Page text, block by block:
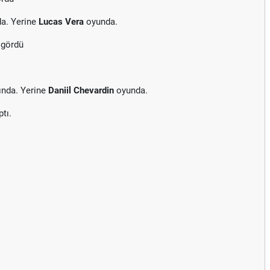
Yerine Lucas Vera oyunda.
Yerine Daniil Chevardin oyunda.